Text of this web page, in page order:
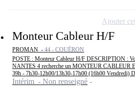
Monteur Cableur H/F
PROMAN - 44 - COUËRON
POSTE : Monteur Cableur H/F DESCRIPTION :
NANTES 4 recherche un MONTEUR CABLEUR
39h - 7h30-12h00/13h30-17h00 (16h00 Vendredi)
Intérim - Non renseigné
Ajouter